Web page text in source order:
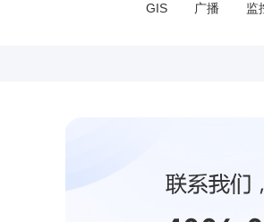
GIS
广播 监